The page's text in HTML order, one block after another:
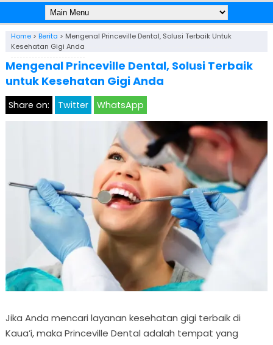
Home> Berita > Mengenal Princeville Dental, Solusi Terbaik Untuk
Kesehatan Gigi Anda
Mengenal Princeville Dental, Solusi Terbaik
untuk Kesehatan Gigi Anda
Share on: Twitter WhatsApp
Jika Anda mencari layanan kesehatan gigi terbaik di
Kaua’i, maka Princeville Dental adalah tempat yang